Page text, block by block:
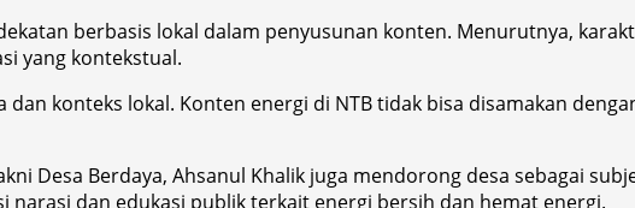
berbasis lokal dalam penyusunan konten. Menurutnya,
yang kontekstual.
konteks lokal. Konten energi di NTB tidak bisa disamakan
Desa Berdaya, Ahsanul Khalik juga mendorong desa sebagai
dan edukasi publik terkait energi bersih dan hemat energi.